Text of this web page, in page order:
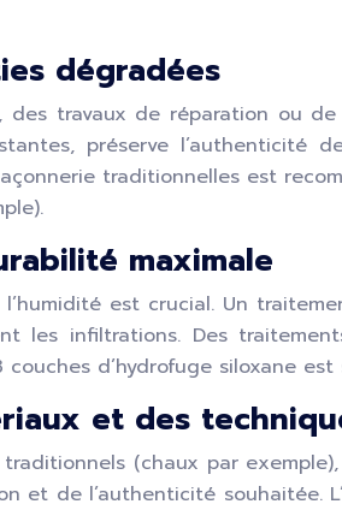
dégradées
travaux de réparation ou
préserve l’authenticité
traditionnelles est
maximale
est crucial. Un
les infiltrations. Des
d’hydrofuge siloxane
et des
(chaux par
et de l’authenticité